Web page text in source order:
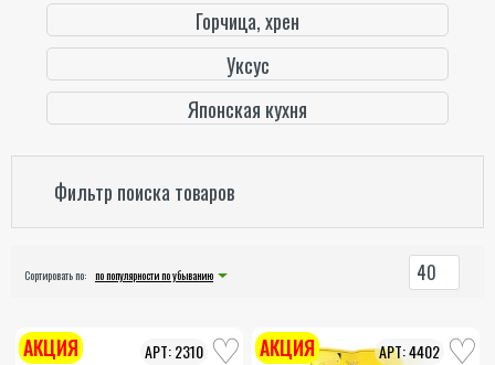
Горчица, хрен
Уксус
Японская кухня
Фильтр поиска товаров
Сортировать по: по популярности по убыванию 40
2310
АКЦИЯ 4402
АКЦИЯ